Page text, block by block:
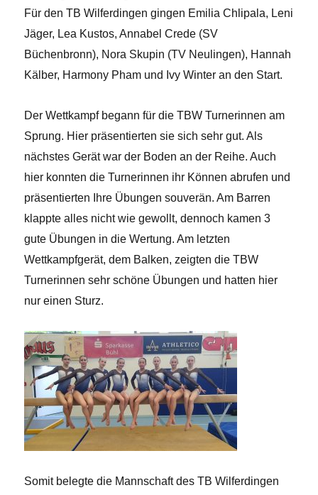
Für den TB Wilferdingen gingen Emilia Chlipala, Leni
Jäger, Lea Kustos, Annabel Crede (SV
Büchenbronn), Nora Skupin (TV Neulingen), Hannah
Kälber, Harmony Pham und Ivy Winter an den Start.
Der Wettkampf begann für die TBW Turnerinnen am
Sprung. Hier präsentierten sie sich sehr gut. Als
nächstes Gerät war der Boden an der Reihe. Auch
hier konnten die Turnerinnen ihr Können abrufen und
präsentierten Ihre Übungen souverän. Am Barren
klappte alles nicht wie gewollt, dennoch kamen 3
gute Übungen in die Wertung. Am letzten
Wettkampfgerät, dem Balken, zeigten die TBW
Turnerinnen sehr schöne Übungen und hatten hier
nur einen Sturz.
Somit belegte die Mannschaft des TB Wilferdingen